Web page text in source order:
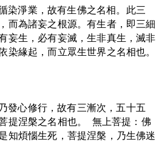
染淨業，故有生佛之名相。此三
而為諸妄之根源。有生者，即三細
妄生，必有妄滅，生非真生，滅非
緣起，而立眾生世界之名相也。
發心修行，故有三漸次，五十五
提涅槃之名相也。
無上菩提：佛
知煩惱生死，菩提涅槃，乃生佛迷